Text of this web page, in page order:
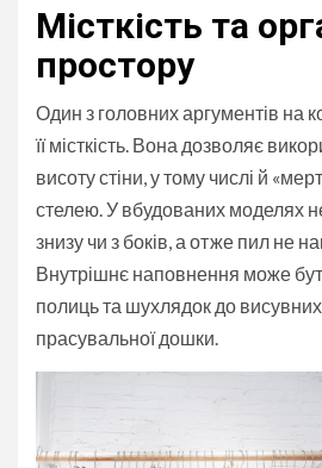
Місткість та
простору
Один з головних аргументів на
її місткість. Вона дозволяє
висоту стіни, у тому числі й
стелею. У вбудованих моделях
знизу чи з боків, а отже пил не
Внутрішнє наповнення може
полиць та шухлядок до висувних
прасувальної дошки.